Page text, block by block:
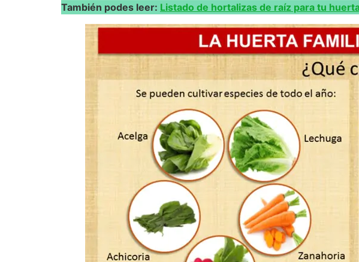
También podes leer: Listado de hortalizas de raíz para tu